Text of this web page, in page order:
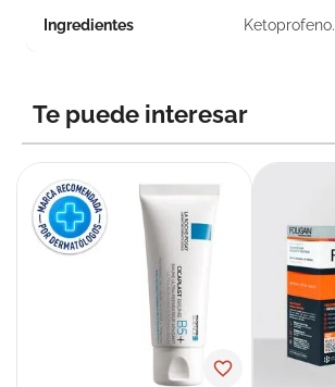
Ingredientes Ketoprofeno.
Te puede interesar